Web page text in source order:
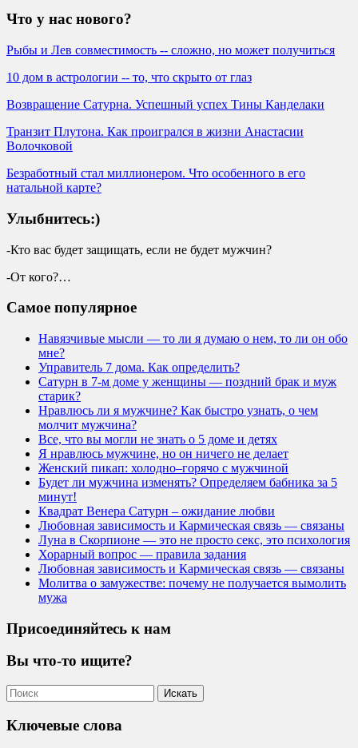
Что у нас нового?
Рыбы и Лев совместимость -- сложно, но может получиться
10 дом в астрологии -- то, что скрыто от глаз
Возвращение Сатурна. Успешный успех Тины Канделаки
Транзит Плутона. Как проигрался в жизни Анастасии
Волочковой
Безработный стал миллионером. Что особенного в его
натальной карте?
Улыбнитесь:)
-Кто вас будет защищать, если не будет мужчин?
-От кого?…
Самое популярное
Навязчивые мысли — то ли я думаю о нем, то ли он обо
мне?
Управитель 7 дома. Как определить?
Сатурн в 7-м доме у женщины — поздний брак и муж
старик?
Нравлюсь ли я мужчине? Как быстро узнать, о чем
молчит мужчина?
Все, что вы могли не знать о 5 доме и детях
Я нравлюсь мужчине, но он ничего не делает
Женский пикап: холодно–горячо с мужчиной
Будет ли мужчина изменять? Определяем бабника за 5
минут!
Квадрат Венера Сатурн – ожидание любви
Любовная зависимость и Кармическая связь — связаны
Луна в Скорпионе — это не просто секс, это психология
Хорарный вопрос — правила задания
Любовная зависимость и Кармическая связь — связаны
Молитва о замужестве: почему не получается вымолить
мужа
Присоединяйтесь к нам
Вы что-то ищите?
Ключевые слова